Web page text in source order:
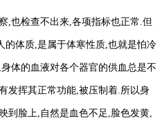
检查不出来,各项指标也正常.但
的体质,是属于体寒性质,也就是怕冷
体的血液对各个器官的供血总是不
发挥其正常功能,被压制着.所以身
到脸上,自然是血色不足,脸色发黄,